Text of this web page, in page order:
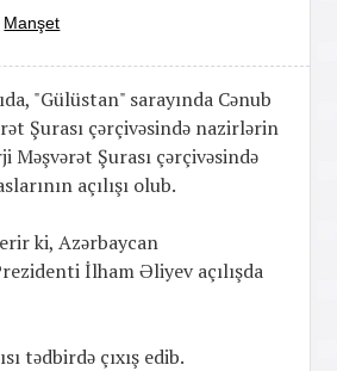
Manşet
"Gülüstan" sarayında Cənub
Şurası çərçivəsində nazirlərin
Məşvərət Şurası çərçivəsində
açılışı olub.
ki, Azərbaycan
İlham Əliyev açılışda
tədbirdə çıxış edib.